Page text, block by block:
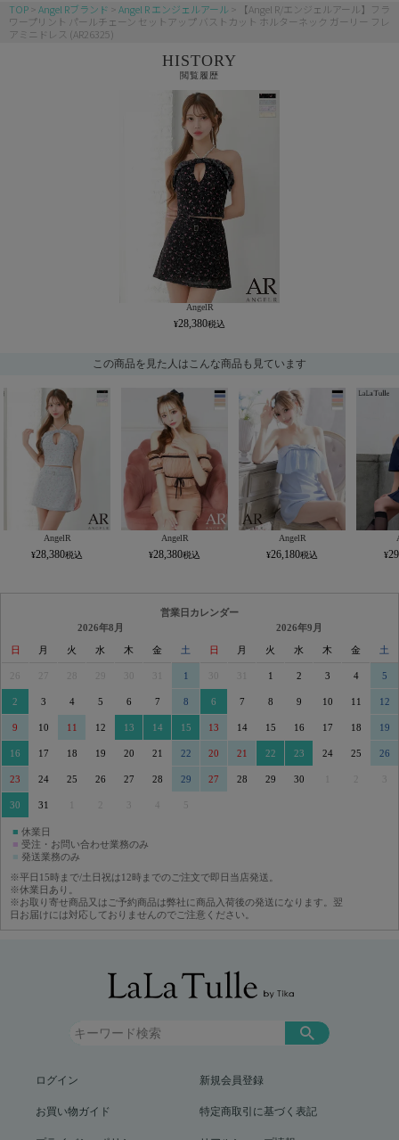
TOP Angel Rブランド Angel R エンジェルアール
【Angel R/エンジェルアール】フラ
ワープリント パールチェーン セットアップ バストカット ホルターネック ガーリー フレ
アミニドレス (AR26325)
HISTORY
閲覧履歴
AngelR
28,380
この商品を見た人はこんな商品も見ています
AngelR
28,380
AngelR
28,380
AngelR
26,180
営業日カレンダー
2026年8月
日 月 火 水 木 金 土
29 30 31 1
2 3 4 5 6 7 8
9 10 11 12 13 14 15
16 17 18 19 20 21 22
23 24 25 26 27 28 29
30 31 3 5
2026年9月
日 月 火 水 木 金 土
30 31 1 2 3 4 5
6 7 8 9 10 11 12
13 14 15 16 17 18 19
20 21 22 23 24 25 26
27 28 29 30 3
■ 休業日
■ 受注・お問い合わせ業務のみ
■ 発送業務のみ
※平日15時まで/土日祝は12時までのご注文で即日当店発送。
※休業日あり。
※お取り寄せ商品又はご予約商品は弊社に商品入荷後の発送になります。翌
日お届けには対応しておりませんのでご注意ください。
ログイン 新規会員登録
お買い物ガイド 特定商取引に基づく表記